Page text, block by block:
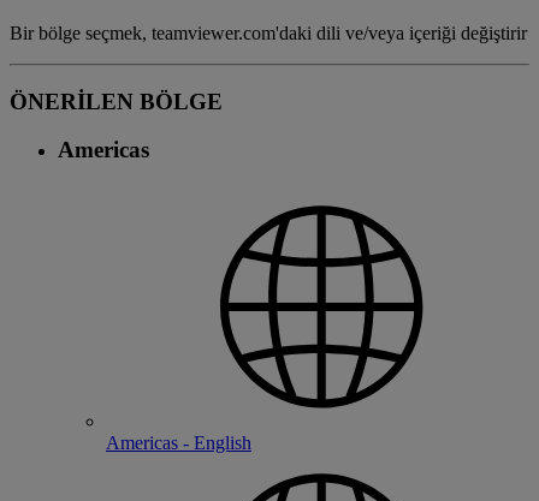
Bir bölge seçmek, teamviewer.com'daki dili ve/veya içeriği değiştirir
ÖNERİLEN BÖLGE
Americas
Americas - English